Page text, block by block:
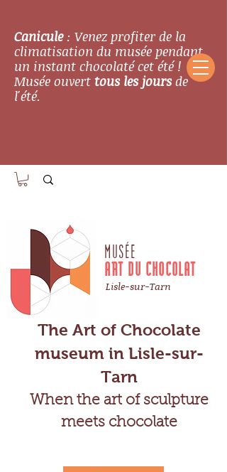
Canicule: Venez profiter de la
climatisation du musée pendant
un instant chocolaté cet été !
Musée ouverttous les joursde
l'été.
The Art of Chocolate
museum in Lisle-sur-
Tarn
When the art of sculpture
meets chocolate
Lisle-sur-Tarn
MUSÉE
ART DU CHOCOLAT